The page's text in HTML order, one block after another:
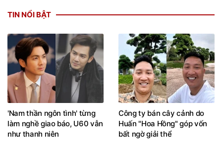
TIN NỔI BẬT
'Nam thần ngôn tình' từng
làm nghề giao báo, U60 vẫn
như thanh niên
Công ty bán cây cảnh do
Huấn "Hoa Hồng" góp vốn
bất ngờ giải thể